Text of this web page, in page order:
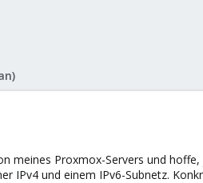
meines Proxmox-Servers und
IPv4 und einem IPv6-Subnetz.